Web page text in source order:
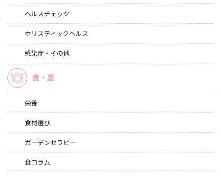
ヘルスチェック
ホリスティックヘルス
感染症・その他
食・農
栄養
食材選び
ガーデンセラピー
食コラム